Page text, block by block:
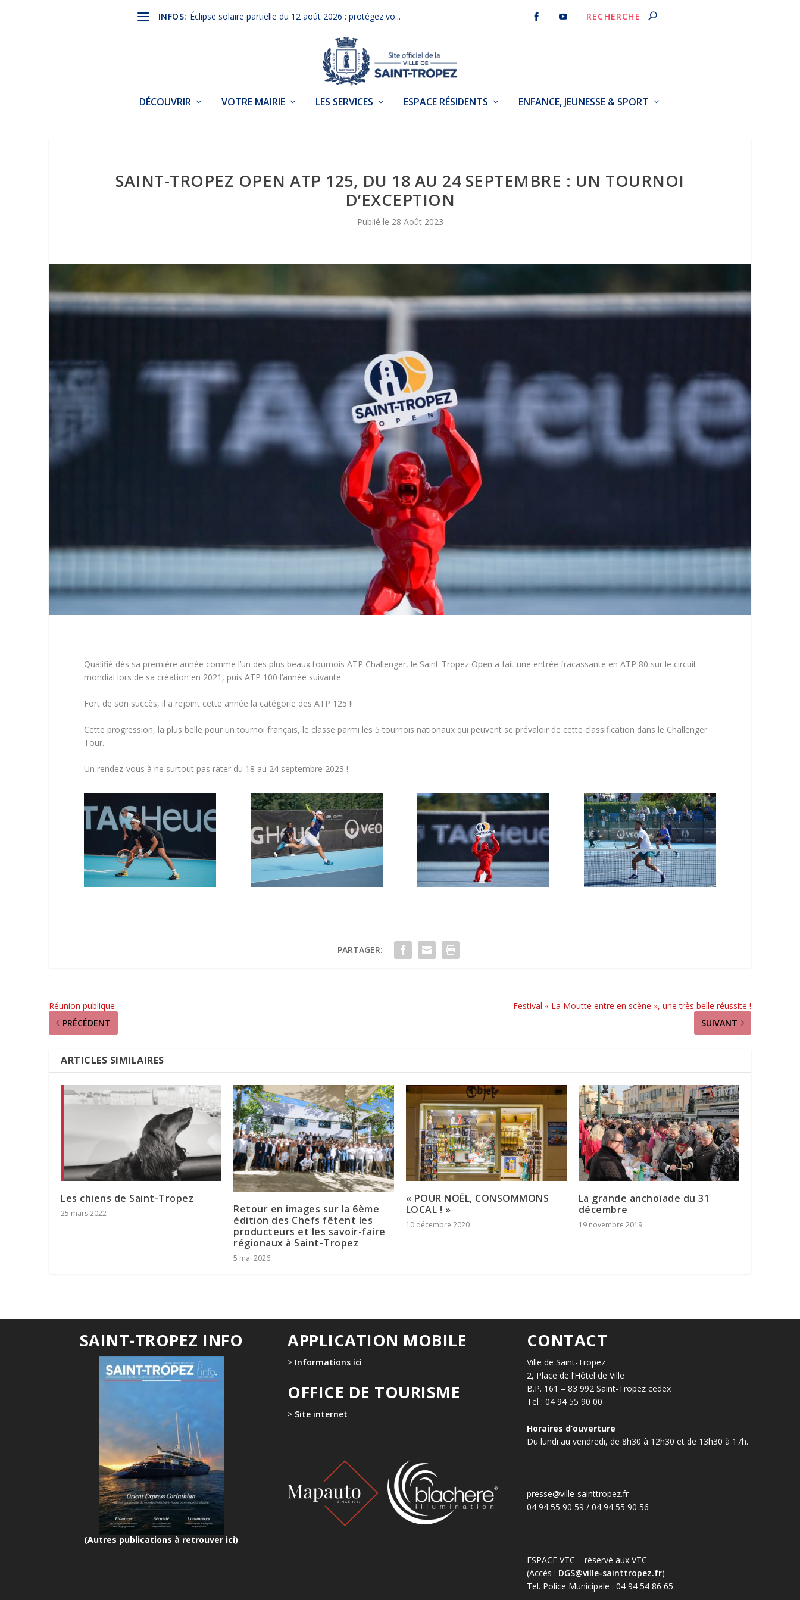
INFOS: Éclipse solaire partielle du 12 août 2026 : protégez vo...
DÉCOUVRIR VOTRE MAIRIE LES SERVICES ESPACE RÉSIDENTS ENFANCE, JEUNESSE & SPORT
SAINT-TROPEZ OPEN ATP 125, DU 18 AU 24 SEPTEMBRE : UN TOURNOI
D’EXCEPTION
28 Août 2023
Qualifié dès sa première année comme l’un des plus beaux tournois ATP Challenger, le Saint-Tropez Open a fait une entrée fracassante en ATP 80 sur le circuit
mondial lors de sa création en 2021, puis ATP 100 l’année suivante.
Fort de son succès, il a rejoint cette année la catégorie des ATP 125 !!
Cette progression, la plus belle pour un tournoi français, le classe parmi les 5 tournois nationaux qui peuvent se prévaloir de cette classification dans le Challenger
Tour.
Un rendez-vous à ne surtout pas rater du 18 au 24 septembre 2023 !
PARTAGER:
Réunion publique
PRÉCÉDENT
Festival « La Moutte entre en scène », une très belle réussite !
SUIVANT
ARTICLES SIMILAIRES
Les chiens de Saint-Tropez
25 mars 2022
Retour en images sur la 6ème
édition des Chefs fêtent les
producteurs et les savoir-faire
régionaux à Saint-Tropez
5 mai 2026
« POUR NOËL, CONSOMMONS
LOCAL ! »
10 décembre 2020
La grande anchoïade du 31
décembre
19 novembre 2019
SAINT-TROPEZ INFO
(Autres publications à retrouver ici)
APPLICATION MOBILE
> Informations ici
OFFICE DE TOURISME
> Site internet
CONTACT
Ville de Saint-Tropez
2, Place de l’Hôtel de Ville
B.P. 161 – 83 992 Saint-Tropez cedex
Tel : 04 94 55 90 00
Horaires d’ouverture
Du lundi au vendredi, de 8h30 à 12h30 et de 13h30 à 17h.
presse@ville-sainttropez.fr
04 94 55 90 59 / 04 94 55 90 56
ESPACE VTC – réservé aux VTC
(Accès : DGS@ville-sainttropez.fr)
Tel. Police Municipale : 04 94 54 86 65